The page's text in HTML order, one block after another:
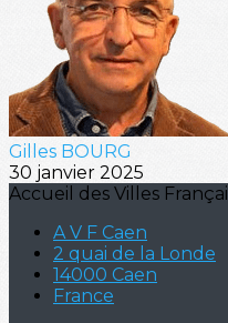
Gilles BOURG
30 janvier 2025
Accueil des Villes
A V F Caen
2 quai de la Londe
14000 Caen
France